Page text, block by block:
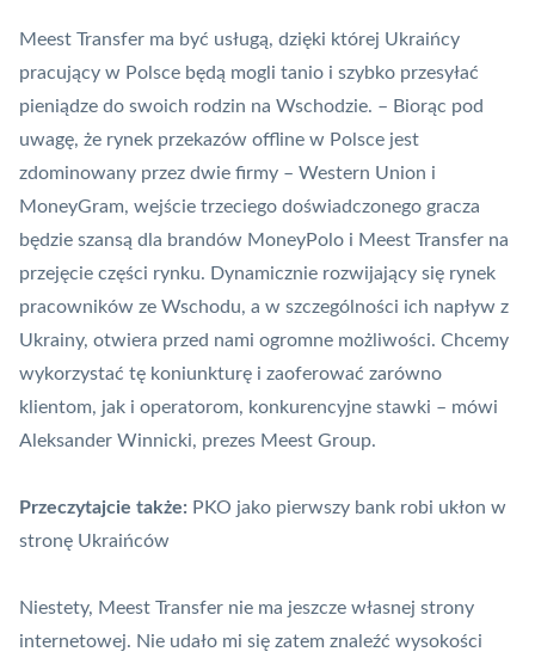
Meest Transfer ma być usługą, dzięki której Ukraińcy
pracujący w Polsce będą mogli tanio i szybko przesyłać
pieniądze do swoich rodzin na Wschodzie. – Biorąc pod
uwagę, że rynek przekazów offline w Polsce jest
zdominowany przez dwie firmy – Western Union i
MoneyGram, wejście trzeciego doświadczonego gracza
będzie szansą dla brandów MoneyPolo i Meest Transfer na
przejęcie części rynku. Dynamicznie rozwijający się rynek
pracowników ze Wschodu, a w szczególności ich napływ z
Ukrainy, otwiera przed nami ogromne możliwości. Chcemy
wykorzystać tę koniunkturę i zaoferować zarówno
klientom, jak i operatorom, konkurencyjne stawki – mówi
Aleksander Winnicki, prezes Meest Group.
Przeczytajcie także: PKO jako pierwszy bank robi ukłon w
stronę Ukraińców
Niestety, Meest Transfer nie ma jeszcze własnej strony
internetowej. Nie udało mi się zatem znaleźć wysokości